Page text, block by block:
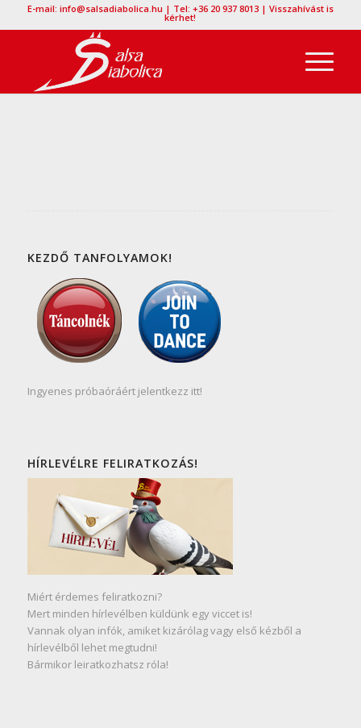
E-mail: info@salsadiabolica.hu | Tel: +36 20 937 8013 | Visszahívást is
kérhet!
KEZDŐ TANFOLYAMOK!
Ingyenes próbaóráért jelentkezz itt!
HÍRLEVÉLRE FELIRATKOZÁS!
Miért érdemes feliratkozni?
Mert minden hírlevélben küldünk egy viccet is!
Vannak olyan infók, amiket kizárólag vagy első kézből a
hírlevélből lehet megtudni!
Bármikor leiratkozhatsz róla!